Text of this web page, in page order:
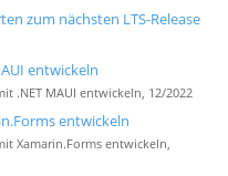
zum nächsten LTS-Release
entwickeln
.NET MAUI entwickeln, 12/2022
entwickeln
Xamarin.Forms entwickeln,